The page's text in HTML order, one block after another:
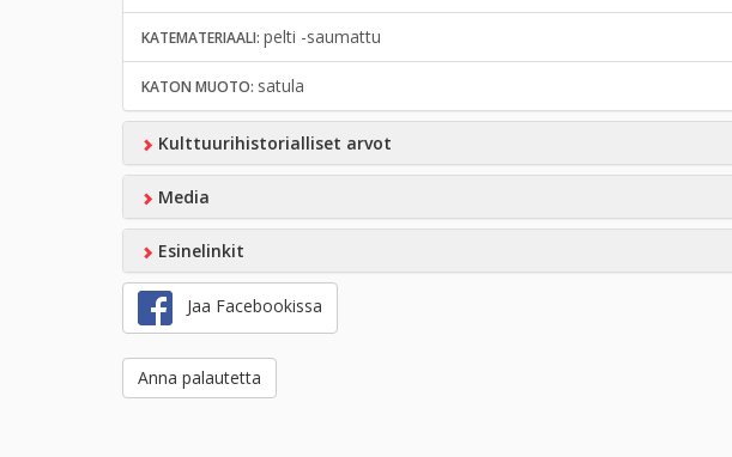
KATEMATERIAALI: pelti -saumattu
KATON MUOTO: satula
Kulttuurihistorialliset arvot
Media
Esinelinkit
Jaa Facebookissa
Anna palautetta